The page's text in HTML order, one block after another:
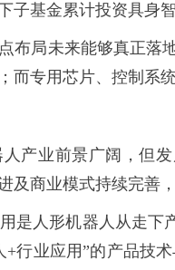
子基金累计投资具身
局未来能够真正落
而专用芯片、控制系
业前景广阔，但发
及商业模式持续完善
人形机器人从走下
行业应用”的产品技